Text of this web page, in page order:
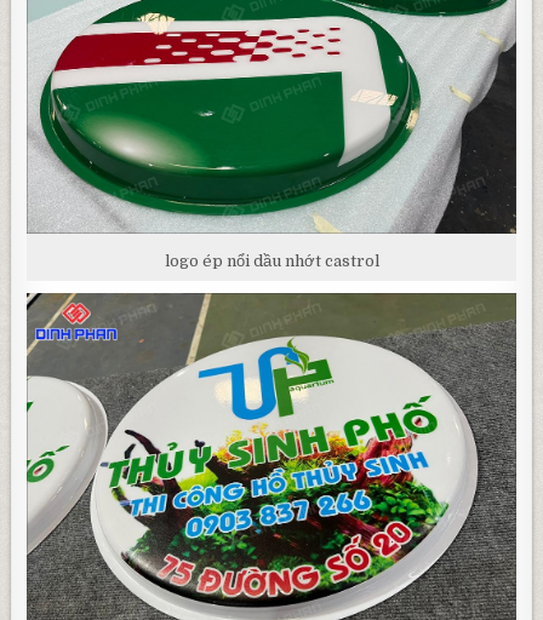
logo ép nổi dầu nhớt castrol